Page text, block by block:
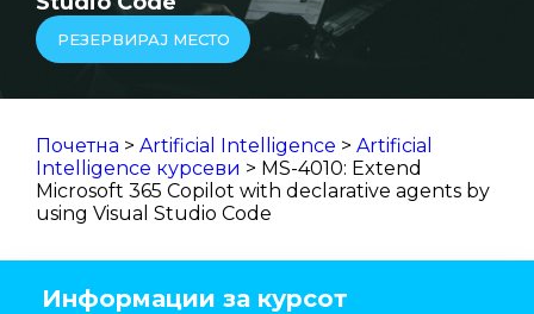
РЕЗЕРВИРАЈ МЕСТО
Почетна > Artificial Intelligence > Artificial
Intelligence курсеви > MS-4010: Extend
Microsoft 365 Copilot with declarative agents by
using Visual Studio Code
Информации за курсот